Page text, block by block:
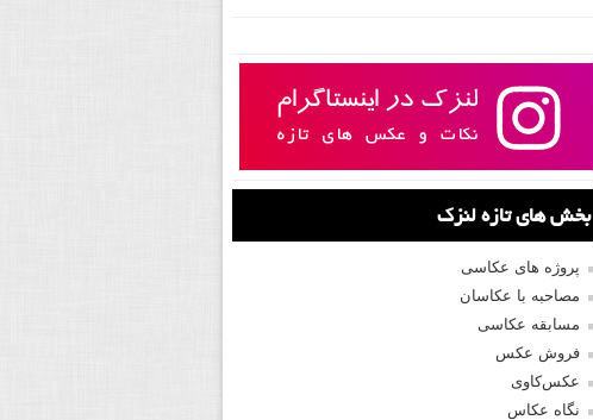
بخش های تازه لنزک
پروژه های عکاسی
مصاحبه با عکاسان
مسابقه عکاسی
فروش عکس
عکس‌کاوی
نگاه عکاس